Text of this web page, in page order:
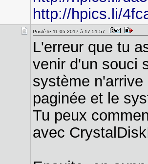
http://hpics.li/
Posté le 11-05-2017 à 17:51:57
L'erreur que tu
venir d'un souci
système
paginée et le
Tu peux
avec